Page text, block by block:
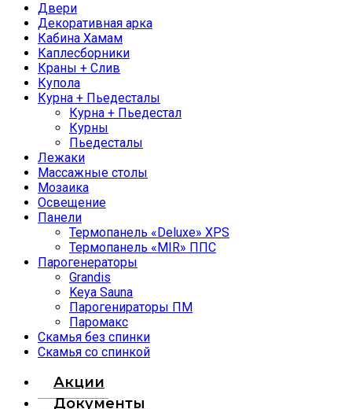
Двери
Декоративная арка
Кабина Хамам
Каплесборники
Краны + Слив
Купола
Курна + Пьедесталы
Курна + Пьедестал
Курны
Пьедесталы
Лежаки
Массажные столы
Мозаика
Освещение
Панели
Термопанель «Deluxe» XPS
Термопанель «MIR» ППС
Парогенераторы
Grandis
Keya Sauna
Парогенираторы ПМ
Паромакс
Скамья без спинки
Скамья со спинкой
Акции
Документы